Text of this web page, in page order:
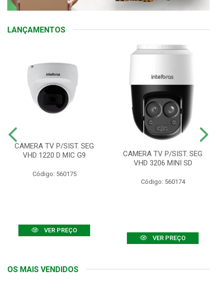
LANÇAMENTOS
CAMERA TV P/SIST. SEG
VHD 1220 D MIC G9
Código: 560175
VER PREÇO
CAMERA TV P/SIST. SEG
VHD 3206 MINI SD
Código: 560174
VER PREÇO
OS MAIS VENDIDOS